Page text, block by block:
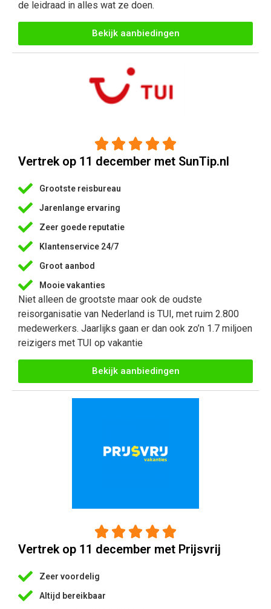
de leidraad in alles wat ze doen.
Bekijk aanbiedingen
    
Vertrek op 11 december met SunTip.nl
Grootste reisbureau
Jarenlange ervaring
Zeer goede reputatie
Klantenservice 24/7
Groot aanbod
Mooie vakanties
Niet alleen de grootste maar ook de oudste
reisorganisatie van Nederland is TUI, met ruim 2.800
medewerkers. Jaarlijks gaan er dan ook zo’n 1.7 miljoen
reizigers met TUI op vakantie
Bekijk aanbiedingen
    
Vertrek op 11 december met Prijsvrij
Zeer voordelig
Altijd bereikbaar